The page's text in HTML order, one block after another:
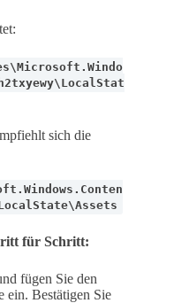
sich die
für Schritt:
fügen Sie den
ein. Bestätigen Sie